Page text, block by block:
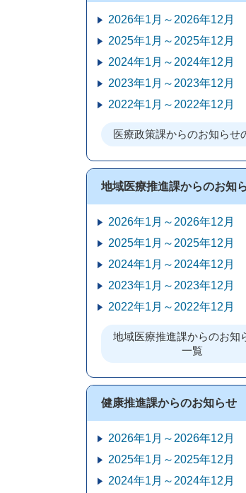
2026年1月～2026年12月
2025年1月～2025年12月
2024年1月～2024年12月
2023年1月～2023年12月
2022年1月～2022年12月
医療政策課からのお知らせ
地域医療推進課からのお知
2026年1月～2026年12月
2025年1月～2025年12月
2024年1月～2024年12月
2023年1月～2023年12月
2022年1月～2022年12月
地域医療推進課からのお知
一覧
健康推進課からのお知らせ
2026年1月～2026年12月
2025年1月～2025年12月
2024年1月～2024年12月